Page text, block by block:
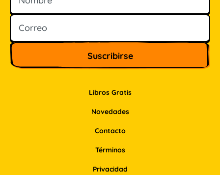
Libros Gratis
Novedades
Contacto
Términos
Privacidad